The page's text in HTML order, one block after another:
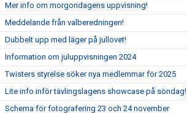
Mer info om morgondagens uppvisning!
Meddelande från valberedningen!
Dubbelt upp med läger på jullovet!
Information om juluppvisningen 2024
Twisters styrelse söker nya medlemmar för 2025
Lite info inför tävlingslagens showcase på söndag!
Schema för fotografering 23 och 24 november